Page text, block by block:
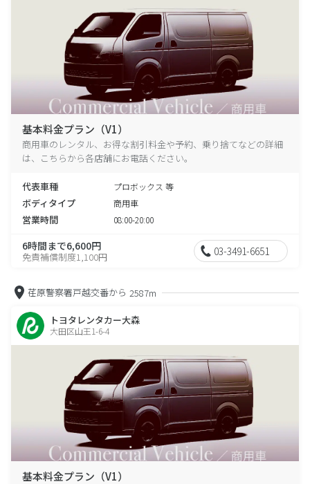
基本料金プラン（V1）
商用車のレンタル、お得な割引料金や予約、乗り捨てなどの詳細
は、こちらから各店舗にお電話ください。
代表車種 プロボックス 等
ボディタイプ 商用車
営業時間 08:00-20:00
6時間まで6,600円
免責補償制度1,100円 03-3491-6651
荏原警察署戸越交番から 2587m
トヨタレンタカー大森
大田区山王1-6-4
基本料金プラン（V1）